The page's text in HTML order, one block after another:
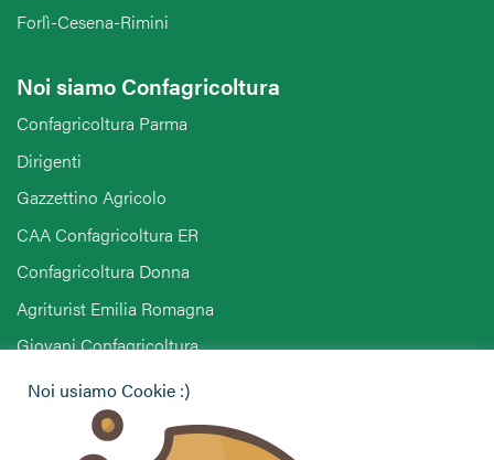
Forlì-Cesena-Rimini
Noi siamo Confagricoltura
Confagricoltura Parma
Dirigenti
Gazzettino Agricolo
CAA Confagricoltura ER
Confagricoltura Donna
Agriturist Emilia Romagna
Giovani Confagricoltura
Pensionati Confagricoltura
Hai bisogno di informazioni?
Noi usiamo Cookie :)